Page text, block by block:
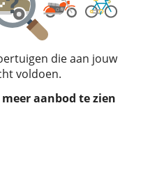
die aan jouw
voldoen.
aanbod te zien